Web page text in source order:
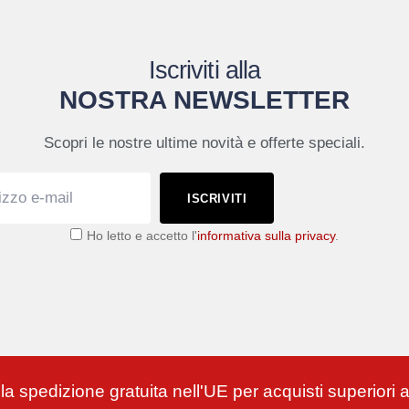
Iscriviti alla
NOSTRA NEWSLETTER
Scopri le nostre ultime novità e offerte speciali.
ISCRIVITI
Ho letto e accetto l'informativa sulla privacy.
spedizione gratuita nell'UE per acquisti superiori